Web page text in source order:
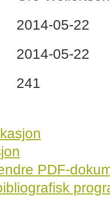
2014-05-22
2014-05-22
241
PDF-